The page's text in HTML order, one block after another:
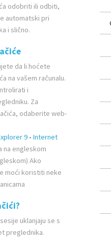
GECKO in.k800
45
10
-18 - 50
odobriti ili odbiti,
automatski pri
i slično.
da li hoćete
na vašem računalu.
i
Za
odaberite web-
9 •Internet
na engleskom
Ako
moći koristiti neke
uklanjaju se s
preglednika.